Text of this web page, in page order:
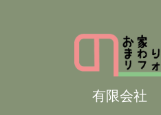
有限会社